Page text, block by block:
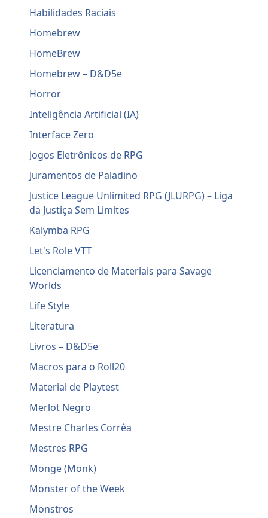
Habilidades Raciais
Homebrew
HomeBrew
Homebrew – D&D5e
Horror
Inteligência Artificial (IA)
Interface Zero
Jogos Eletrônicos de RPG
Juramentos de Paladino
Justice League Unlimited RPG (JLURPG) – Liga
da Justiça Sem Limites
Kalymba RPG
Let's Role VTT
Licenciamento de Materiais para Savage
Worlds
Life Style
Literatura
Livros – D&D5e
Macros para o Roll20
Material de Playtest
Merlot Negro
Mestre Charles Corrêa
Mestres RPG
Monge (Monk)
Monster of the Week
Monstros